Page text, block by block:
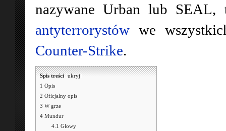
nazywane Urban lub
antyterrorystów we
Counter-Strike.
Spis treści ukryj ]
1 Opis
2 Oficjalny opis
3 W grze
4 Mundur
4.1 Głowy